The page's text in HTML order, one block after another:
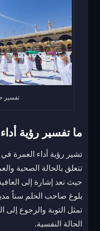
تفسير
ما تفسير رؤية
تشير رؤية أداء العمرة
تتعلق بالحالة الصحية
حيث تعد إشارة إلى
بلوغ صاحب الحلم سناً
تمثل التوبة والرجوع
الحالة النفسية.